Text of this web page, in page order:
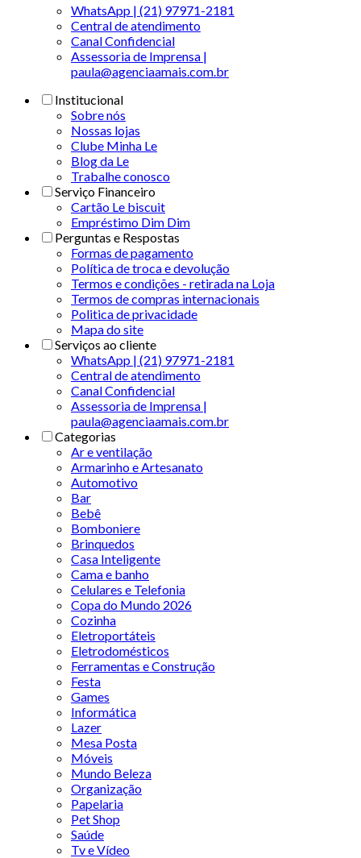
WhatsApp | (21) 97971-2181
Central de atendimento
Canal Confidencial
Assessoria de Imprensa |
paula@agenciaamais.com.br
Institucional
Sobre nós
Nossas lojas
Clube Minha Le
Blog da Le
Trabalhe conosco
Serviço Financeiro
Cartão Le biscuit
Empréstimo Dim Dim
Perguntas e Respostas
Formas de pagamento
Política de troca e devolução
Termos e condições - retirada na Loja
Termos de compras internacionais
Politica de privacidade
Mapa do site
Serviços ao cliente
WhatsApp | (21) 97971-2181
Central de atendimento
Canal Confidencial
Assessoria de Imprensa |
paula@agenciaamais.com.br
Categorias
Ar e ventilação
Armarinho e Artesanato
Automotivo
Bar
Bebê
Bomboniere
Brinquedos
Casa Inteligente
Cama e banho
Celulares e Telefonia
Copa do Mundo 2026
Cozinha
Eletroportáteis
Eletrodomésticos
Ferramentas e Construção
Festa
Games
Informática
Lazer
Mesa Posta
Móveis
Mundo Beleza
Organização
Papelaria
Pet Shop
Saúde
Tv e Vídeo